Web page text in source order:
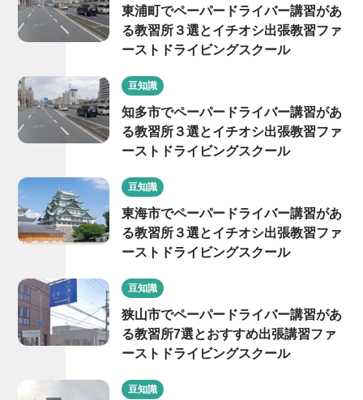
東浦町でペーパードライバー講習があ
る教習所３選とイチオシ出張教習ファ
ーストドライビングスクール
豆知識
知多市でペーパードライバー講習があ
る教習所３選とイチオシ出張教習ファ
ーストドライビングスクール
豆知識
東海市でペーパードライバー講習があ
る教習所３選とイチオシ出張教習ファ
ーストドライビングスクール
豆知識
狭山市でペーパードライバー講習があ
る教習所7選とおすすめ出張講習ファ
ーストドライビングスクール
豆知識